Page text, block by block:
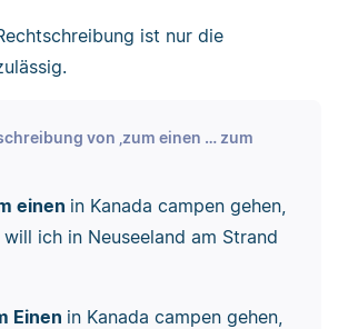
ist nur die
von ‚zum einen … zum
einen in Kanada campen gehen,
will ich in Neuseeland am Strand
Einen in Kanada campen gehen,